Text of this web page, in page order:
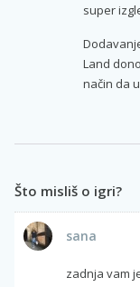
super
Land
način da
Što misliš o igri?
sana
zadnja vam